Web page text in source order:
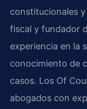
constitucionales
fiscal y fundador
experiencia en la
conocimiento de
casos. Los Of
abogados con